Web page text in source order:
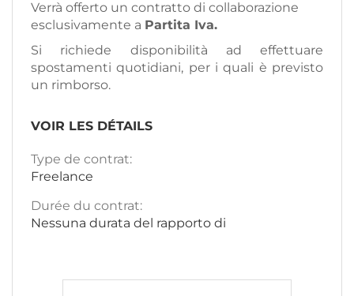
Verrà offerto un contratto di collaborazione
esclusivamente a Partita Iva.
Si richiede disponibilità ad effettuare
spostamenti quotidiani, per i quali è previsto
un rimborso.
VOIR LES DÉTAILS
Type de contrat:
Freelance
Durée du contrat:
Nessuna durata del rapporto di